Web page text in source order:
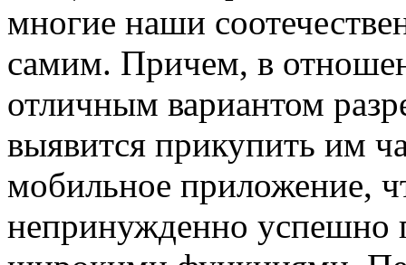
многие наши
самим. Причем, в
отличным вариантом
выявится прикупить им
мобильное приложение,
непринужденно успешно